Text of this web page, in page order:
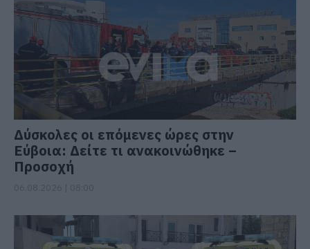
Δύσκολες οι επόμενες ώρες στην
Εύβοια: Δείτε τι ανακοινώθηκε –
Προσοχή